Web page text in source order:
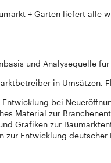
+ Garten liefert alle
und Analysequelle
in Umsätzen,
Entwicklung bei
Material zur
Grafiken zur
zur Entwicklung